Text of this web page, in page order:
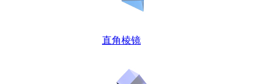
直角棱镜